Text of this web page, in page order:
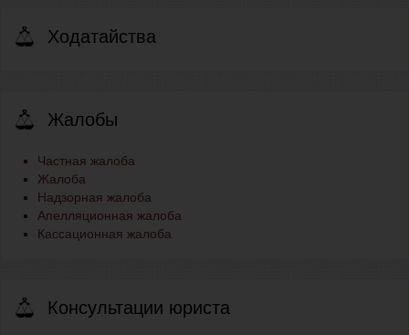
Ходатайства
Жалобы
Частная жалоба
Жалоба
Надзорная жалоба
Апелляционная жалоба
Кассационная жалоба
Консультации юриста